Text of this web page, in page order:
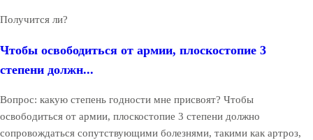
Получится ли?
Чтобы освободиться от армии, плоскостопие 3
степени должн...
Вопрос: какую степень годности мне присвоят? Чтобы
освободиться от армии, плоскостопие 3 степени должно
сопровождаться сопутствующими болезнями, такими как артроз,